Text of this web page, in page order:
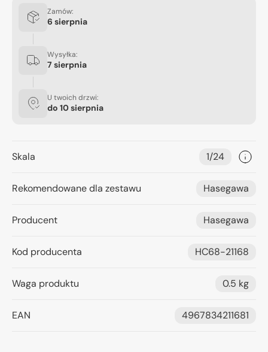
Zamów:
6 sierpnia
Wysyłka:
7 sierpnia
U twoich drzwi:
do 10 sierpnia
Skala 1/24
Rekomendowane dla zestawu Hasegawa
Producent Hasegawa
Kod producenta HC68-21168
Waga produktu 0.5 kg
EAN 4967834211681